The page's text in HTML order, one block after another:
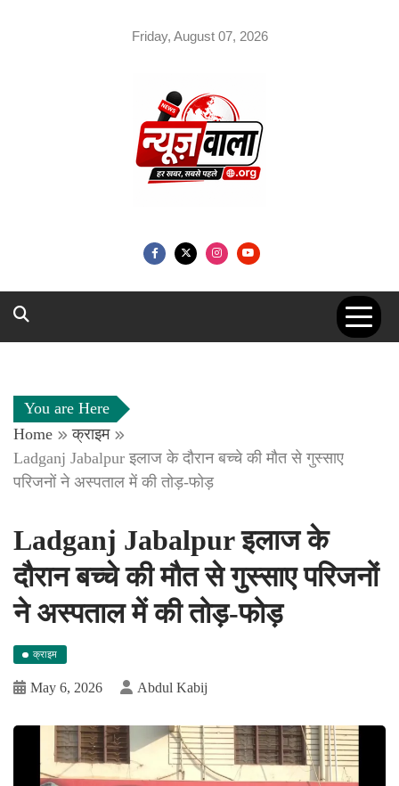
Friday, August 07, 2026
You are Here
Home
क्राइम
Ladganj Jabalpur इलाज के दौरान बच्चे की मौत से गुस्साए
परिजनों ने अस्पताल में की तोड़-फोड़
Ladganj Jabalpur इलाज के
दौरान बच्चे की मौत से गुस्साए परिजनों
ने अस्पताल में की तोड़-फोड़
क्राइम
May 6, 2026 Abdul Kabij